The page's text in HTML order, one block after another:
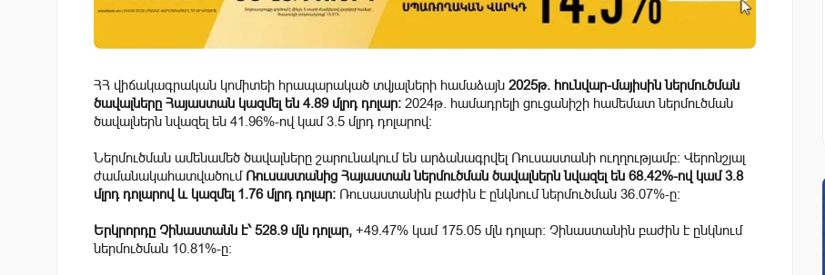
ՀՀ վիճակագրական կոմիտեի հրապարակած տվյալների համաձայն 2025թ. հունվար-մայիսին ներմուծման
ծավալները Հայաստան կազմել են 4.89 մլրդ դոլար։ 2024թ. համադրելի ցուցանիշի համեմատ ներմուծման
ծավալներն նվազել են 41.96%-ով կամ 3.5 մլրդ դոլարով։
Ներմուծման ամենամեծ ծավալները շարունակում են արձանագրվել Ռուսաստանի ուղղությամբ։ Վերոնշյալ
ժամանակահատվածում Ռուսաստանից Հայաստան ներմուծման ծավալներն նվազել են 68.42%-ով կամ 3.8
մլրդ դոլարով և կազմել 1.76 մլրդ դոլար։ Ռուսաստանին բաժին է ընկնում ներմուծման 36.07%-ը։
Երկրորդը Չինաստանն է՝ 528.9 մլն դոլար, +49.47% կամ 175.05 մլն դոլար։ Չինաստանին բաժին է ընկնում
ներմուծման 10.81%-ը։